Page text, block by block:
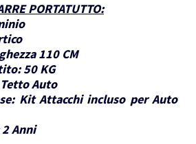
PORTATUTTO:
110 CM
50 KG
Tetto Auto
Kit Attacchi incluso per Auto
2 Anni